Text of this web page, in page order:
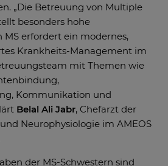
„Die Betreuung von Multiple
besonders hohe
erfordert ein modernes,
Krankheits-Management im
mit Themen wie
Kommunikation und
Belal Ali Jabr, Chefarzt der
Neurophysiologie im AMEOS
der MS-Schwestern sind